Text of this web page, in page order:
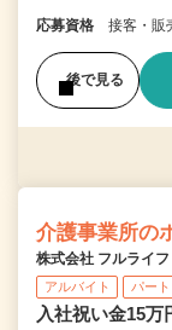
応募資格 接客・販
後で見る
介護事業所の
株式会社 フルライ
アルバイト パート
入社祝い金15